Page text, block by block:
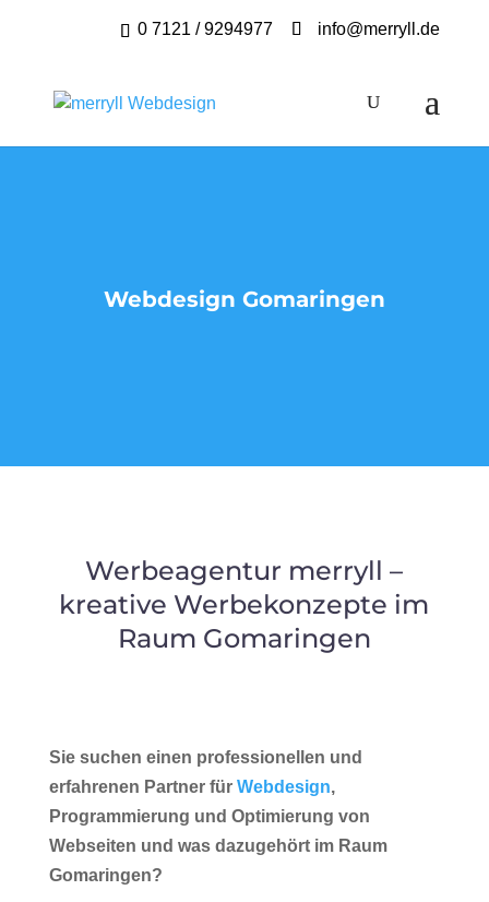
0 7121 / 9294977 info@merryll.de
Webdesign Gomaringen
Werbeagentur merryll –
kreative Werbekonzepte im
Raum Gomaringen
Sie suchen einen professionellen und
erfahrenen Partner für Webdesign,
Programmierung und Optimierung von
Webseiten und was dazugehört im Raum
Gomaringen?